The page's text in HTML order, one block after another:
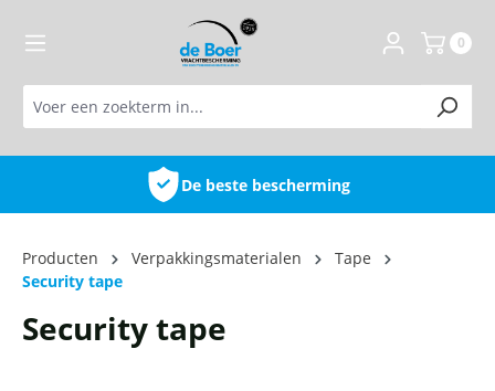
0
De beste bescherming
Producten Verpakkingsmaterialen
Tape
Security tape
Security tape